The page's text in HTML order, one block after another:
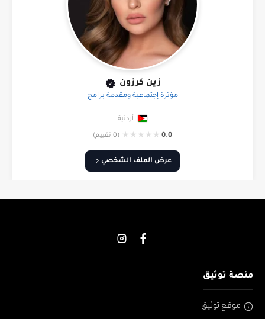
زين كرزون
مؤثرة إجتماعية ومقدمة برامج
أردنية
0.0
★
★
★
★
★ (0 تقييم)
عرض الملف الشخصي
منصة توثيق
موقع توثيق